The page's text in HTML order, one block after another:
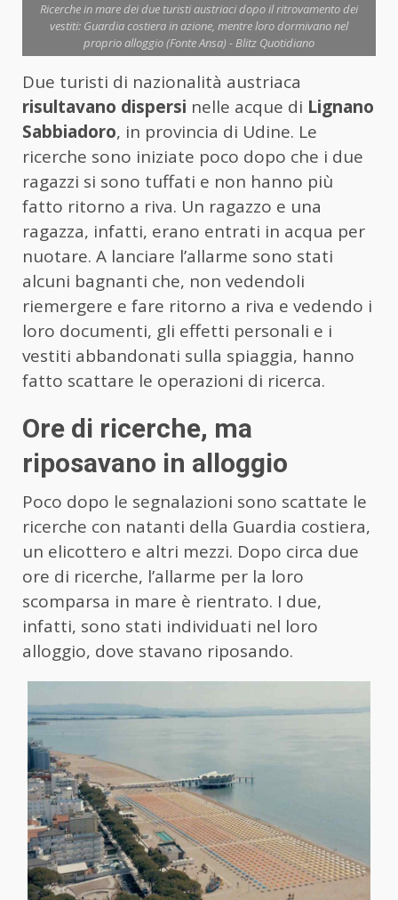
Ricerche in mare dei due turisti austriaci dopo il ritrovamento dei
vestiti: Guardia costiera in azione, mentre loro dormivano nel
proprio alloggio (Fonte Ansa) - Blitz Quotidiano
Due turisti di nazionalità austriaca
risultavano dispersi nelle acque di Lignano
Sabbiadoro, in provincia di Udine. Le
ricerche sono iniziate poco dopo che i due
ragazzi si sono tuffati e non hanno più
fatto ritorno a riva. Un ragazzo e una
ragazza, infatti, erano entrati in acqua per
nuotare. A lanciare l’allarme sono stati
alcuni bagnanti che, non vedendoli
riemergere e fare ritorno a riva e vedendo i
loro documenti, gli effetti personali e i
vestiti abbandonati sulla spiaggia, hanno
fatto scattare le operazioni di ricerca.
Ore di ricerche, ma
riposavano in alloggio
Poco dopo le segnalazioni sono scattate le
ricerche con natanti della Guardia costiera,
un elicottero e altri mezzi. Dopo circa due
ore di ricerche, l’allarme per la loro
scomparsa in mare è rientrato. I due,
infatti, sono stati individuati nel loro
alloggio, dove stavano riposando.